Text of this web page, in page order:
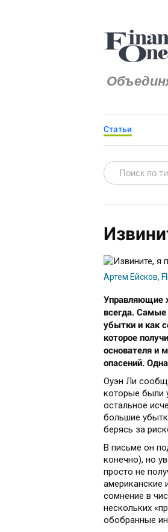
Статьи
Артем Ейсков,
Управляющие
всегда.
убытки и как
которое
основателя и
опасений.
Оуэн Ли
которые были
остальное
большие
берясь за
В письме он
конечно), но
просто не
американские
сомнение в
нескольких
обобранные